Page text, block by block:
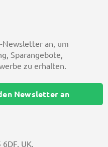
UK,
Newsletter an, um
Sparangebote,
zu erhalten.
Newsletter an